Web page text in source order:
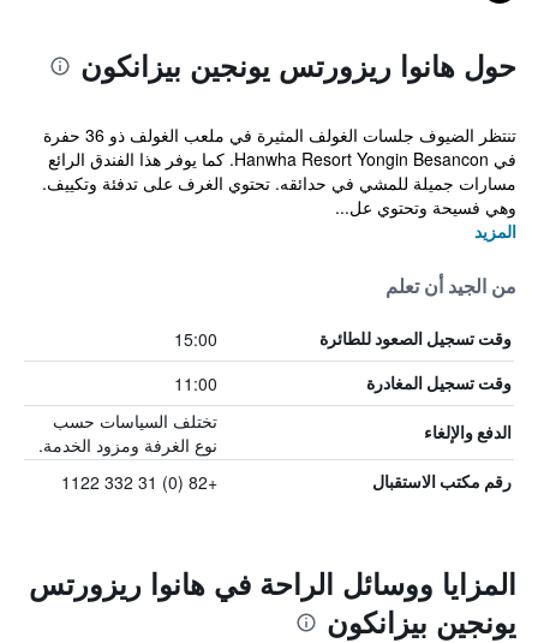
حول هانوا ريزورتس يونجين بيزانكون
تنتظر الضيوف جلسات الغولف المثيرة في ملعب الغولف ذو 36 حفرة
في Hanwha Resort Yongin Besancon. كما يوفر هذا الفندق الرائع
مسارات جميلة للمشي في حدائقه. تحتوي الغرف على تدفئة وتكييف.
وهي فسيحة وتحتوي عل...
المزيد
من الجيد أن تعلم
وقت تسجيل الصعود للطائرة 15:00
وقت تسجيل المغادرة 11:00
الدفع والإلغاء
تختلف السياسات حسب
نوع الغرفة ومزود الخدمة.
رقم مكتب الاستقبال +82 (0) 31 332 1122
المزايا ووسائل الراحة في هانوا ريزورتس
يونجين بيزانكون